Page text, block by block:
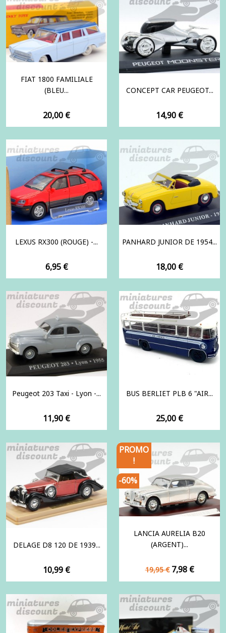
FIAT 1800 FAMILIALE
(BLEU...
Prix
20,00 €
CONCEPT CAR PEUGEOT...
Prix
14,90 €
LEXUS RX300 (ROUGE) -...
Prix
6,95 €
PANHARD JUNIOR DE 1954...
Prix
18,00 €
Peugeot 203 Taxi - Lyon -...
Prix
11,90 €
BUS BERLIET PLB 6 "AIR...
Prix
25,00 €
DELAGE D8 120 DE 1939...
Prix
10,99 €
LANCIA AURELIA B20
(ARGENT)...
Prix
de
19,95 € Prix
7,98 €
PROMO
!
-60%